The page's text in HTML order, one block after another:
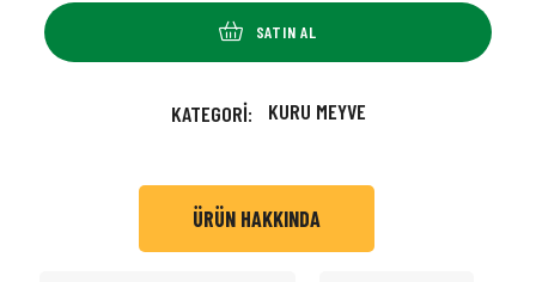
SATIN AL
KATEGORI: KURU MEYVE
ÜRÜN HAKKINDA